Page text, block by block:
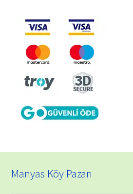
Manyas Köy Pazarı